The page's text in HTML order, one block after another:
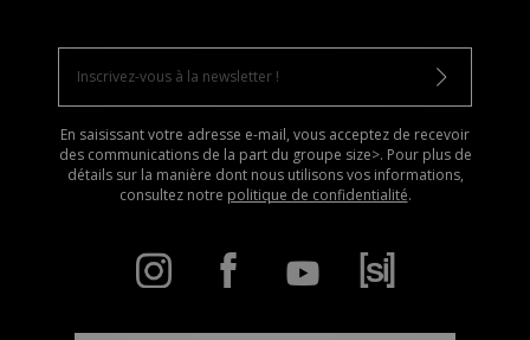
En saisissant votre adresse e-mail, vous acceptez de recevoir
des communications de la part du groupe size>. Pour plus de
détails sur la manière dont nous utilisons vos informations,
consultez notre politique de confidentialité.